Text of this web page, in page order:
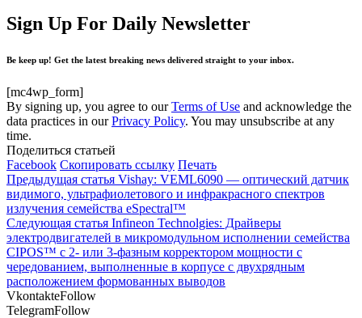
Sign Up For Daily Newsletter
Be keep up! Get the latest breaking news delivered straight to your inbox.
[mc4wp_form]
By signing up, you agree to ourTerms of Use and acknowledge the
data practices in ourPrivacy Policy. You may unsubscribe at any
time.
Поделиться статьей
Facebook Скопировать ссылку Печать
Предыдущая статья Vishay: VEML6090 — оптический датчик
видимого, ультрафиолетового и инфракрасного спектров
излучения семейства eSpectral™
Следующая статья Infineon Technolgies: Драйверы
электродвигателей в микромодульном исполнении семейства
CIPOS™ с 2- или 3-фазным корректором мощности с
чередованием, выполненные в корпусе с двухрядным
расположением формованных выводов
VkontakteFollow
TelegramFollow